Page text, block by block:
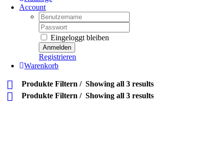
Account
Username:
Password:
Eingeloggt bleiben
Registrieren
Warenkorb
Produkte Filtern
Showing all 3 results
Produkte Filtern
Showing all 3 results